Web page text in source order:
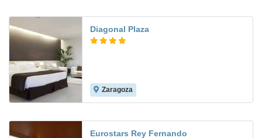
Diagonal Plaza
Zaragoza
Eurostars Rey Fernando